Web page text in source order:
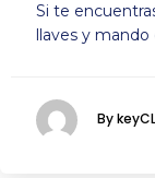
Si te
llaves y mando
By